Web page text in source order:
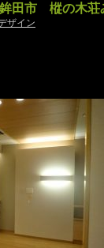
鉾田市 樅の木荘
ザイン